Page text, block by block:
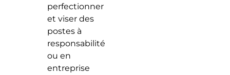
perfectionner
et viser des
postes à
responsabilité
ou en
entreprise